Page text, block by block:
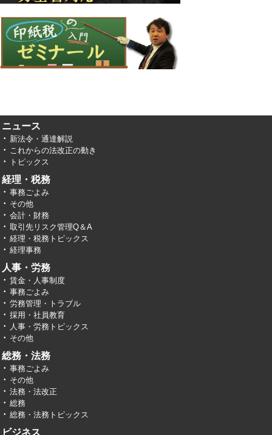
ニュース
新法令・通達解説
これからの法改正の動き
トピックス
経理・税務
事務ごよみ
その他
会計・財務
取引先リスク管理Q＆A
経理・税務トピックス
経理事務
人事・労務
賃金・人事制度
事務ごよみ
労務管理・トラブル
採用・社員教育
人事・労務トピックス
その他
総務・法務
事務ごよみ
その他
法務・法改正
総務
総務・法務トピックス
ビジネス